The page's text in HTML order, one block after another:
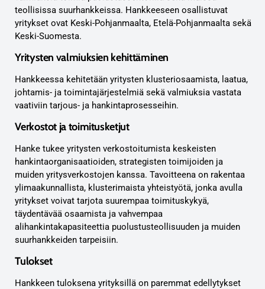
teollisissa suurhankkeissa. Hankkeeseen osallistuvat
yritykset ovat Keski-Pohjanmaalta, Etelä-Pohjanmaalta sekä
Keski-Suomesta.
Yritysten valmiuksien kehittäminen
Hankkeessa kehitetään yritysten klusteriosaamista, laatua,
johtamis- ja toimintajärjestelmiä sekä valmiuksia vastata
vaativiin tarjous- ja hankintaprosesseihin.
Verkostot ja toimitusketjut
Hanke tukee yritysten verkostoitumista keskeisten
hankintaorganisaatioiden, strategisten toimijoiden ja
muiden yritysverkostojen kanssa. Tavoitteena on rakentaa
ylimaakunnallista, klusterimaista yhteistyötä, jonka avulla
yritykset voivat tarjota suurempaa toimituskykyä,
täydentävää osaamista ja vahvempaa
alihankintakapasiteettia puolustusteollisuuden ja muiden
suurhankkeiden tarpeisiin.
Tulokset
Hankkeen tuloksena yrityksillä on paremmat edellytykset